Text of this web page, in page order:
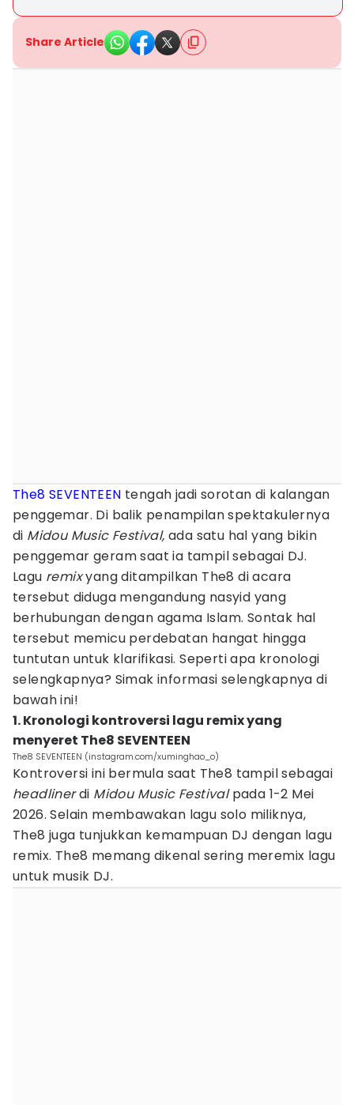
Share Article
The8 SEVENTEEN tengah jadi sorotan di kalangan
penggemar. Di balik penampilan spektakulernya
di Midou Music Festival, ada satu hal yang bikin
penggemar geram saat ia tampil sebagai DJ.
Lagu remixyang ditampilkan The8 di acara
tersebut diduga mengandung nasyid yang
berhubungan dengan agama Islam. Sontak hal
tersebut memicu perdebatan hangat hingga
tuntutan untuk klarifikasi. Seperti apa kronologi
selengkapnya? Simak informasi selengkapnya di
bawah ini!
1. Kronologi kontroversi lagu remix yang
menyeret The8 SEVENTEEN
The8 SEVENTEEN (instagram.com/xuminghao_o)
Kontroversi ini bermula saat The8 tampil sebagai
headlinerdi Midou Music Festivalpada 1-2 Mei
2026. Selain membawakan lagu solo miliknya,
The8 juga tunjukkan kemampuan DJ dengan lagu
remix. The8 memang dikenal sering meremix lagu
untuk musik DJ.